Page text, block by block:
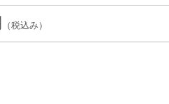
（税込み）